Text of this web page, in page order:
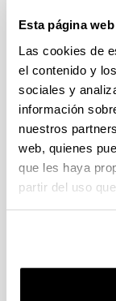
Esta página
Las cookies de
el contenido y
sociales y
información
nuestros
web, quienes
que les haya
partir del uso
Proyectos
Se ha
2026
Plazo de
presentación: 28/04/
PLAZO
AYUDAS PARA
Plazo de
presentación: 24/